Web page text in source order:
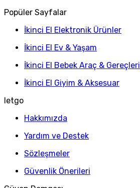
Popüler Sayfalar
İkinci El Elektronik Ürünler
İkinci El Ev & Yaşam
İkinci El Bebek Araç & Gereçleri
İkinci El Giyim & Aksesuar
letgo
Hakkımızda
Yardım ve Destek
Sözleşmeler
Güvenlik Önerileri